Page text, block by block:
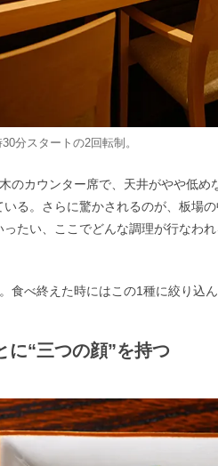
分スタートの2回転制。
のカウンター席で、天井がやや低
る。さらに驚かされるのが、板場
たい、ここでどんな調理が行なわ
食べ終えた時にはこの1種に絞り込
に“三つの顔”を持つ